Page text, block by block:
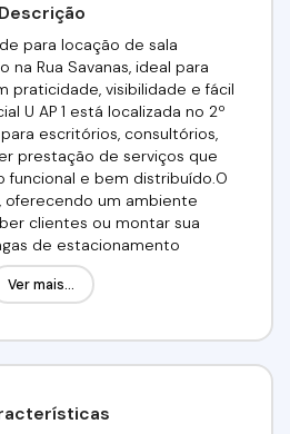
Descrição
para locação de sala
Rua Savanas, ideal para
praticidade, visibilidade e fácil
U AP 1 está localizada no 2º
escritórios, consultórios,
prestação de serviços que
funcional e bem distribuído.O
oferecendo um ambiente
clientes ou montar sua
de estacionamento
para quem visita ou
disso, a sala está situada em
Ver mais...